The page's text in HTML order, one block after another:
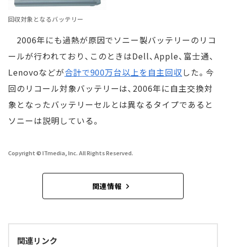
回収対象となるバッテリー
2006年にも過熱が原因でソニー製バッテリーのリコ
ールが行われており、このときはDell、Apple、富士通、
Lenovoなどが合計で900万台以上を自主回収した。今
回のリコール対象バッテリーは、2006年に自主交換対
象となったバッテリーセルとは異なるタイプであると
ソニーは説明している。
Copyright © ITmedia, Inc. All Rights Reserved.
関連情報
関連リンク